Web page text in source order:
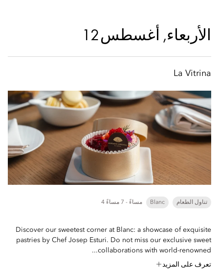
الأربعاء, أغسطس 12
La Vitrina
تناول الطعام Blanc 4 مساءً - 7 مساءً
Discover our sweetest corner at Blanc: a showcase of exquisite
pastries by Chef Josep Esturi. Do not miss our exclusive sweet
collaborations with world-renowned...
تعرف على المزيد